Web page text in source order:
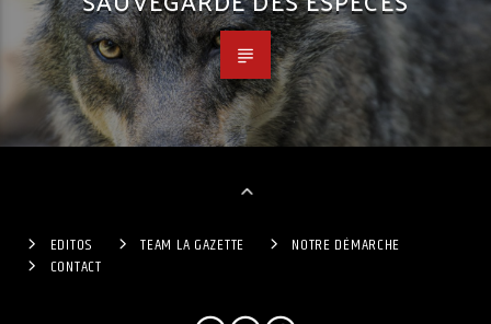
EDITOS TEAM LA GAZETTE
NOTRE DÉMARCHE
CONTACT